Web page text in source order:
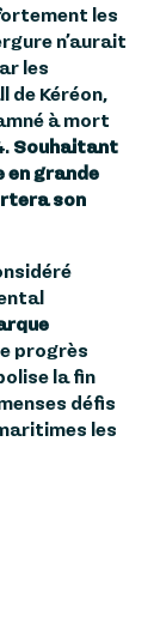
les
n’aurait
les
de Kéréon,
à mort
Souhaitant
en grande
son
progrès
la fin
défis
les